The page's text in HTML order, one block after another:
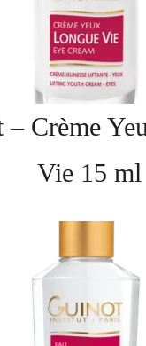
– Crème
Vie 15 ml